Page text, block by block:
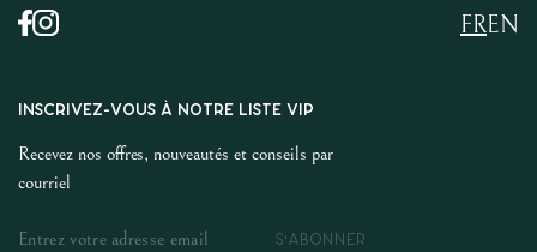
EN
FR
INSCRIVEZ-VOUS À NOTRE LISTE VIP
Recevez nos offres, nouveautés et conseils par
courriel
S'ABONNER